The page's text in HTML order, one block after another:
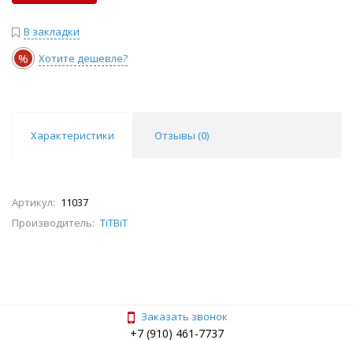
В закладки
% Хотите дешевле?
Характеристики Отзывы (0)
Артикул: 11037
Производитель: TiTBiT
Заказать звонок
+7 (910) 461-7737